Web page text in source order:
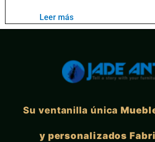
Leer más
Su ventanilla única
y personalizados